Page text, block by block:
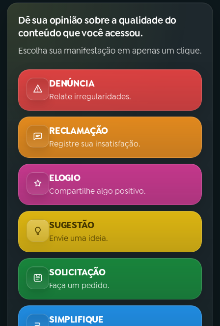
Dê sua opinião sobre a qualidade do
conteúdo que você acessou.
Escolha sua manifestação em apenas um clique.
DENÚNCIA
Relate irregularidades.
RECLAMAÇÃO
Registre sua insatisfação.
ELOGIO
Compartilhe algo positivo.
SUGESTÃO
Envie uma ideia.
SOLICITAÇÃO
Faça um pedido.
SIMPLIFIQUE